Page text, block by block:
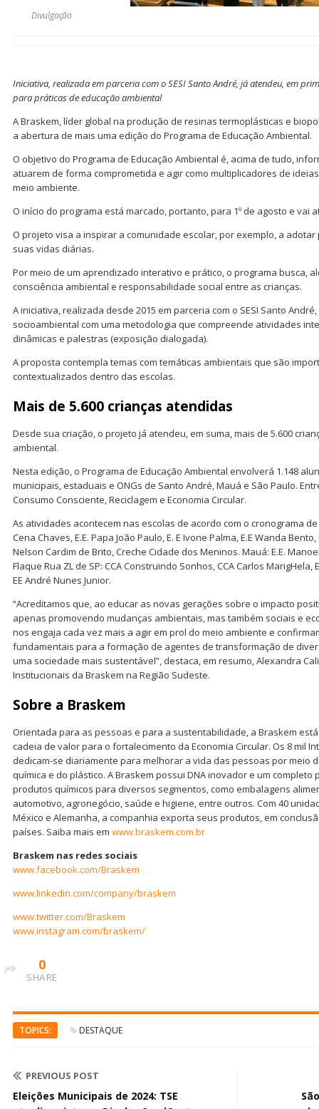
Divulgação
Iniciativa, realizada em parceria com o SESI Santo André, já atendeu, em
para práticas de educação ambiental
A Braskem, líder global na produção de resinas termoplásticas e
a abertura de mais uma edição do Programa de Educação Ambiental.
O objetivo do Programa de Educação Ambiental é, acima de tudo,
atuarem de forma comprometida e agir como multiplicadores de
meio ambiente.
O início do programa está marcado, portanto, para 1º de agosto e vai
O projeto visa a inspirar a comunidade escolar, por exemplo, a
suas vidas diárias.
Por meio de um aprendizado interativo e prático, o programa busca,
consciência ambiental e responsabilidade social entre as crianças.
A iniciativa, realizada desde 2015 em parceria com o SESI Santo
socioambiental com uma metodologia que compreende atividades
dinâmicas e palestras (exposição dialogada).
A proposta contempla temas com temáticas ambientais que são
contextualizados dentro das escolas.
Mais de 5.600 crianças atendidas
Desde sua criação, o projeto já atendeu, em suma, mais de 5.600
ambiental.
Nesta edição, o Programa de Educação Ambiental envolverá 1.148
municipais, estaduais e ONGs de Santo André, Mauá e São Paulo.
Consumo Consciente, Reciclagem e Economia Circular.
As atividades acontecem nas escolas de acordo com o cronograma de
Cena Chaves, E.E. Papa João Paulo, E. E Ivone Palma, E.E Wanda
Nelson Cardim de Brito, Creche Cidade dos Meninos. Mauá: E.E.
Flaque Rua ZL de SP: CCA Construindo Sonhos, CCA Carlos
EE André Nunes Junior.
“Acreditamos que, ao educar as novas gerações sobre o impacto
apenas promovendo mudanças ambientais, mas também sociais e
nos engaja cada vez mais a agir em prol do meio ambiente e
fundamentais para a formação de agentes de transformação de
uma sociedade mais sustentável”, destaca, em resumo, Alexandra
Institucionais da Braskem na Região Sudeste.
Sobre a Braskem
Orientada para as pessoas e para a sustentabilidade, a Braskem
cadeia de valor para o fortalecimento da Economia Circular. Os 8 mil
dedicam-se diariamente para melhorar a vida das pessoas por meio
química e do plástico. A Braskem possui DNA inovador e um
produtos químicos para diversos segmentos, como embalagens
automotivo, agronegócio, saúde e higiene, entre outros. Com 40
México e Alemanha, a companhia exporta seus produtos, em
países. Saiba mais em www.braskem.com.br
Braskem nas redes sociais
www.facebook.com/Braskem
www.linkedin.com/company/braskem
www.twitter.com/Braskem
www.instagram.com/braskem/
0
SHARE
TOPICS: DESTAQUE
PREVIOUS POST
Eleições Municipais de 2024: TSE